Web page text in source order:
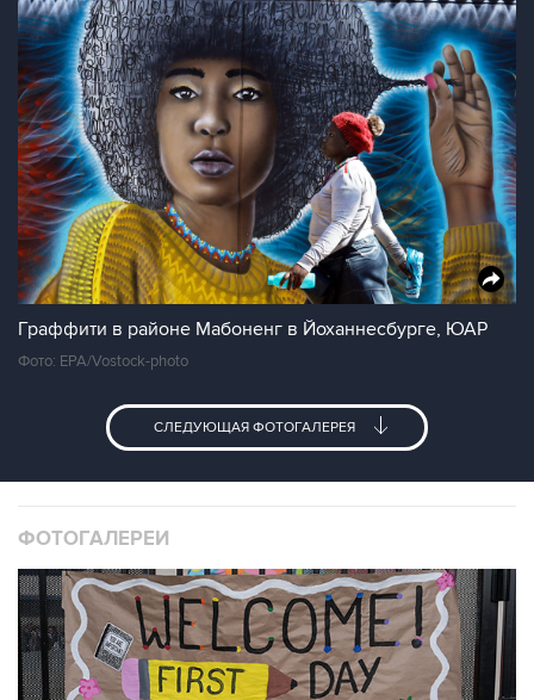
Граффити в районе Мабоненг в Йоханнесбурге, ЮАР
Фото: EPA/Vostock-photo
СЛЕДУЮЩАЯ ФОТОГАЛЕРЕЯ
ФОТОГАЛЕРЕИ